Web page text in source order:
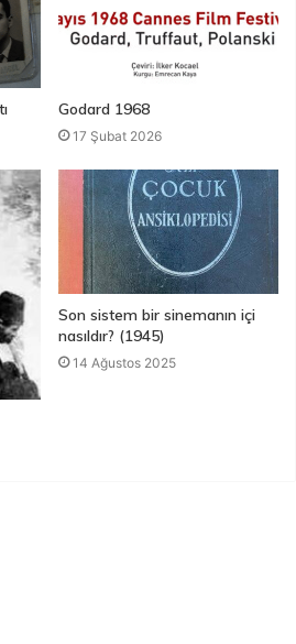
Godard 1968
17 Şubat 2026
Son sistem bir sinemanın içi
nasıldır? (1945)
14 Ağustos 2025